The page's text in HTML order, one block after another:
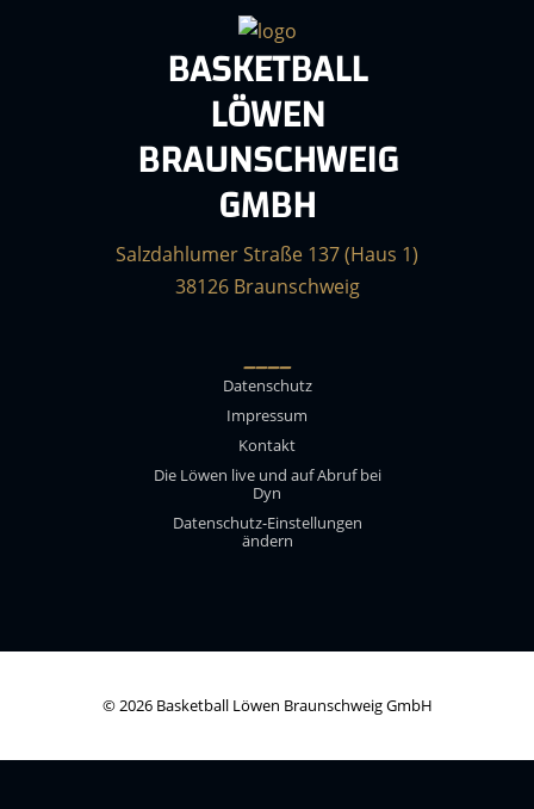
BASKETBALL
LÖWEN
BRAUNSCHWEIG
GMBH
Salzdahlumer Straße 137 (Haus 1)
38126 Braunschweig
____
Datenschutz
Impressum
Kontakt
Die Löwen live und auf Abruf bei
Dyn
Datenschutz-Einstellungen
ändern
© 2026 Basketball Löwen Braunschweig GmbH